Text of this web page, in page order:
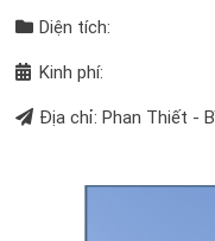
Diện tích:
Kinh phí:
Địa chỉ: Phan Thiết -